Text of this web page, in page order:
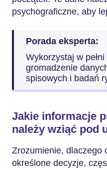
psychograficzne, aby
Porada eksperta:
Wykorzystaj w
gromadzenie
spisowych i badań
Jakie informacje
należy wziąć pod
Zrozumienie, dlaczego
określone decyzje,